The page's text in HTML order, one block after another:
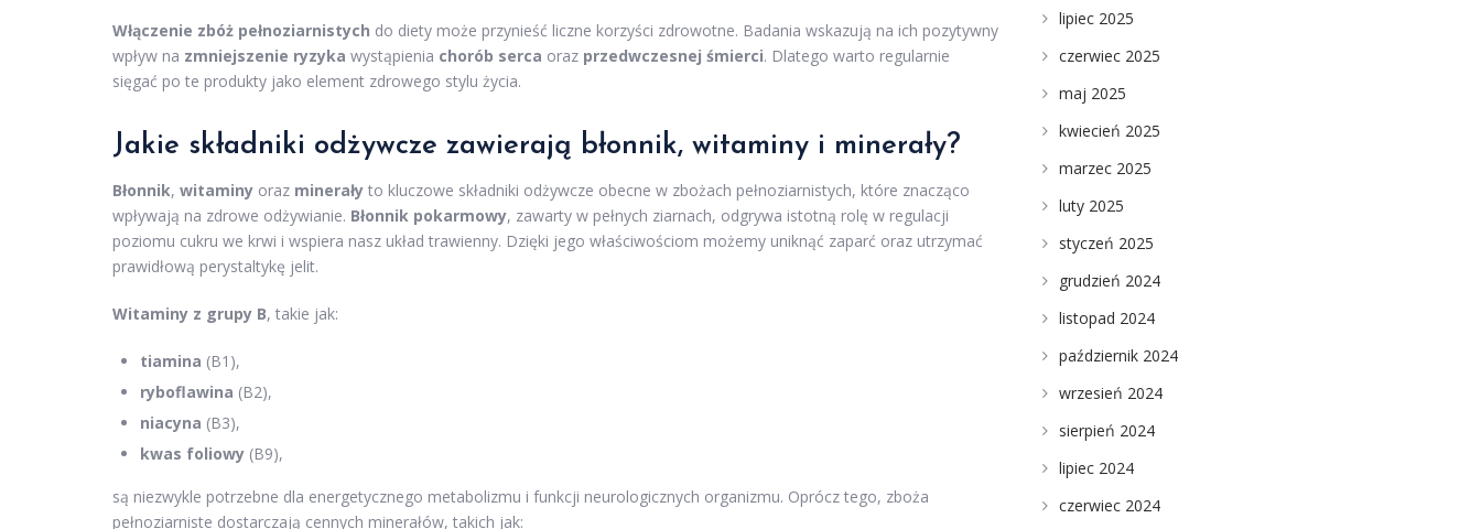
Włączenie zbóż pełnoziarnistych do diety może przynieść liczne korzyści zdrowotne. Badania wskazują na ich pozytywny
wpływ na zmniejszenie ryzyka wystąpienia chorób serca oraz przedwczesnej śmierci. Dlatego warto regularnie
sięgać po te produkty jako element zdrowego stylu życia.
Jakie składniki odżywcze zawierają błonnik, witaminy i minerały?
Błonnik, witaminy oraz minerały to kluczowe składniki odżywcze obecne w zbożach pełnoziarnistych, które znacząco
wpływają na zdrowe odżywianie. Błonnik pokarmowy, zawarty w pełnych ziarnach, odgrywa istotną rolę w regulacji
poziomu cukru we krwi i wspiera nasz układ trawienny. Dzięki jego właściwościom możemy uniknąć zaparć oraz utrzymać
prawidłową perystaltykę jelit.
Witaminy z grupy B, takie jak:
tiamina (B1),
ryboflawina (B2),
niacyna (B3),
kwas foliowy (B9),
są niezwykle potrzebne dla energetycznego metabolizmu i funkcji neurologicznych organizmu. Oprócz tego, zboża
pełnoziarniste dostarczają cennych minerałów, takich jak:
lipiec 2025
czerwiec 2025
maj 2025
kwiecień 2025
marzec 2025
luty 2025
styczeń 2025
grudzień 2024
listopad 2024
październik 2024
wrzesień 2024
sierpień 2024
lipiec 2024
czerwiec 2024